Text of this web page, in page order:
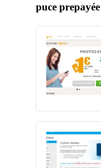
puce prepayée